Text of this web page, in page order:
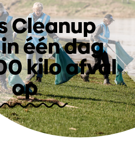
Cleanup
één dag
kilo afval
op